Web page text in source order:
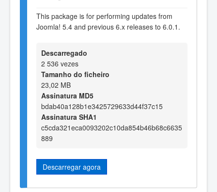
This package is for performing updates from
Joomla! 5.4 and previous 6.x releases to 6.0.1.
Descarregado
2 536 vezes
Tamanho do ficheiro
23,02 MB
Assinatura MD5
bdab40a128b1e3425729633d44f37c15
Assinatura SHA1
c5cda321eca0093202c10da854b46b68c6635
889
Descarregar agora